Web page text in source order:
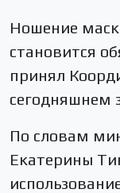
Ношение
становится
принял
сегодняшнем
По словам
Екатерины